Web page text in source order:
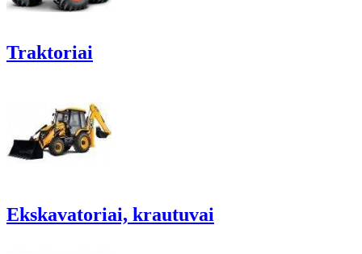
Traktoriai
Ekskavatoriai, krautuvai